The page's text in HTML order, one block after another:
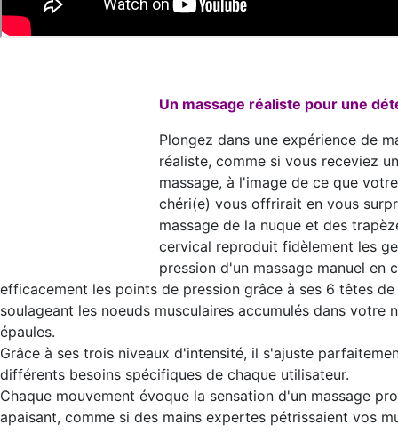
Un massage réaliste pour une
Plongez dans une expérience de
réaliste, comme si vous receviez
massage, à l'image de ce que
chéri(e) vous offrirait en vous
massage de la nuque et des
cervical reproduit fidèlement les
pression d'un massage manuel en
efficacement les points de pression grâce à ses 6 têtes de
soulageant les noeuds musculaires accumulés dans votre
épaules.
Grâce à ses trois niveaux d'intensité, il s'ajuste
différents besoins spécifiques de chaque utilisateur.
Chaque mouvement évoque la sensation d'un massage
apaisant, comme si des mains expertes pétrissaient vos